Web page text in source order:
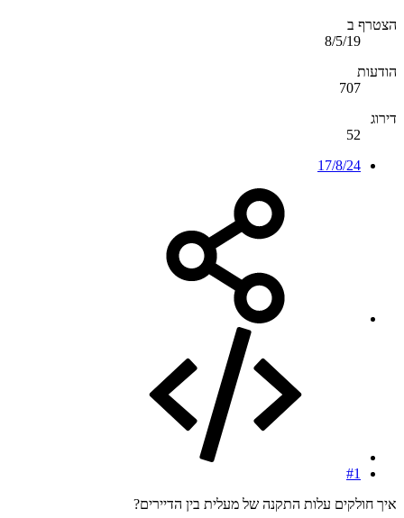
הצטרף ב
8/5/19
הודעות
707
דירוג
52
17/8/24
#1
איך חולקים עלות התקנה של מעלית בין הדיירים?